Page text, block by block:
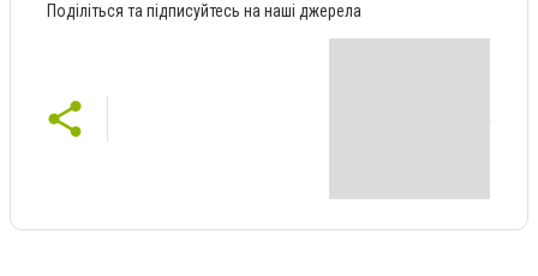
Поділіться та підписуйтесь на наші джерела